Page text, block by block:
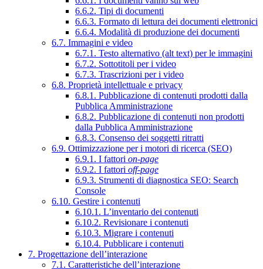
6.6.2. Tipi di documenti
6.6.3. Formato di lettura dei documenti elettronici
6.6.4. Modalità di produzione dei documenti
6.7. Immagini e video
6.7.1. Testo alternativo (alt text) per le immagini
6.7.2. Sottotitoli per i video
6.7.3. Trascrizioni per i video
6.8. Proprietà intellettuale e privacy
6.8.1. Pubblicazione di contenuti prodotti dalla
Pubblica Amministrazione
6.8.2. Pubblicazione di contenuti non prodotti
dalla Pubblica Amministrazione
6.8.3. Consenso dei soggetti ritratti
6.9. Ottimizzazione per i motori di ricerca (SEO)
6.9.1. I fattori on-page
6.9.2. I fattori off-page
6.9.3. Strumenti di diagnostica SEO: Search
Console
6.10. Gestire i contenuti
6.10.1. L’inventario dei contenuti
6.10.2. Revisionare i contenuti
6.10.3. Migrare i contenuti
6.10.4. Pubblicare i contenuti
7. Progettazione dell’interazione
7.1. Caratteristiche dell’interazione